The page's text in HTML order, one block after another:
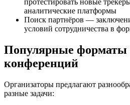
аналитические платформы
Поиск партнёров —
условий сотрудничества в
Популярные форматы
конференций
Организаторы предлагают
разные задачи: